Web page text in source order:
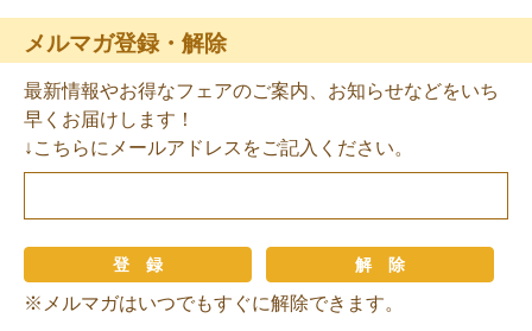
メルマガ登録・解除
最新情報やお得なフェアのご案内、お知らせなどをいち
早くお届けします！
↓こちらにメールアドレスをご記入ください。
※メルマガはいつでもすぐに解除できます。